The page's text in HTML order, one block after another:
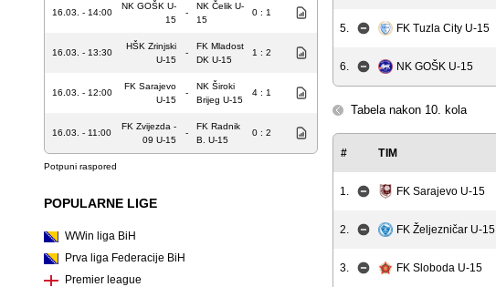
16.03. - 14:00
NK GOŠK U-
15
-
NK Čelik U-
15
0 : 1
16.03. - 13:30
HŠK Zrinjski
U-15
-
FK Mladost
DK U-15
1 : 2
16.03. - 12:00
FK Sarajevo
U-15
-
NK Široki
Brijeg U-15
4 : 1
16.03. - 11:00
FK Zvijezda -
09 U-15
-
FK Radnik
B. U-15
0 : 2
Potpuni raspored
POPULARNE LIGE
WWin liga BiH
Prva liga Federacije BiH
Premier league
5. FK Tuzla City U-15
6. NK GOŠK U-15
Tabela nakon 10. kola
# TIM
1. FK Sarajevo U-15
2. FK Željezničar U-15
3. FK Sloboda U-15